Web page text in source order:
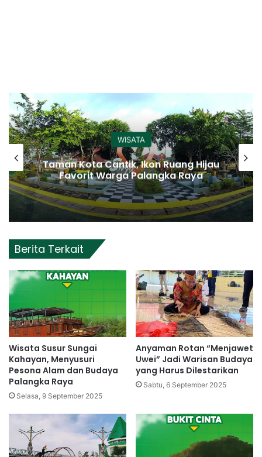
WISATA
Taman Kota Cantik, Ikon Ruang Hijau
Favorit Warga Palangka Raya
Berita Terkait
Wisata Susur Sungai
Kahayan, Menyusuri
Pesona Alam dan Budaya
Palangka Raya
Selasa, 9 September 2025
Anyaman Rotan “Menjawet
Uwei” Jadi Warisan Budaya
yang Harus Dilestarikan
Sabtu, 6 September 2025